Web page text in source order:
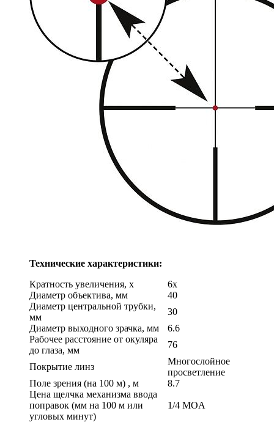
Технические характеристики:
Кратность увеличения, х
6x
Диаметр объектива, мм
40
Диаметр центральной трубки,
мм
30
Диаметр выходного зрачка, мм
6.6
Рабочее расстояние от окуляра
до глаза, мм
76
Покрытие линз
Многослойное
просветление
Поле зрения (на 100 м) , м
8.7
Цена щелчка механизма ввода
поправок (мм на 100 м или
угловых минут)
1/4 MOA